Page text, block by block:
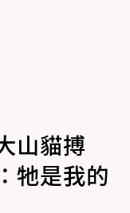
山貓搏
牠是我的